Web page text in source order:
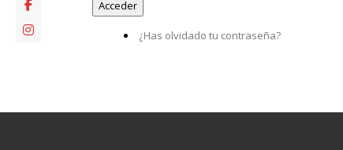
¿Has olvidado tu contraseña?